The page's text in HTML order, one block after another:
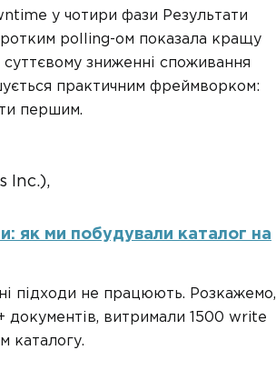
у чотири фази Результати
polling-ом показала кращу
зниженні споживання
практичним фреймворком:
першим.
Inc.),
як ми побудували каталог на
підходи не працюють. Розкажемо,
документів, витримали 1500 write
каталогу.